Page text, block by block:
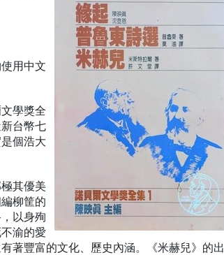
用中文
學獎全
台幣七
個浩大
其優美
柳筐的
以身殉
渝的愛
著豐富的文化、歷史內涵。《米赫兒》的出